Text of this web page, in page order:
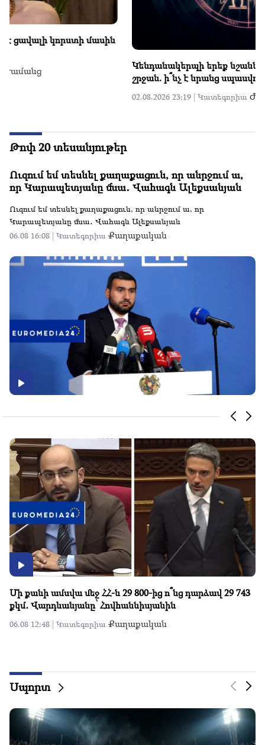
Ռոնալդուն և Ջորջինան կօրինականացնեն իրենց
հարաբերությունները. հայտնի են պսակադրության
02.08.2026 22:07 | ԿատեգորիաԺամանց
Թոփ 20 տեսանյութեր
Ուզում եմ տեսնել քաղաքացուն, որ անրջում ա,
որ Կարապետյանը մնա․ Վահագն Ալեքսանյան
Ուզում եմ տեսնել քաղաքացուն, որ անրջում ա, որ
Կարապետյանը մնա․ Վահագն Ալեքսանյան
06.08 16:08 | Կատեգորիա Քաղաքական
Դավիթ Իշխանյանն ուղերձ է հղել Բաքվի բանտից
06.08 12:42 | ԿատեգորիաՔաղաքական
Սպորտ